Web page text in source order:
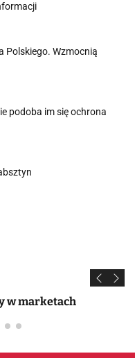
Polskiego. Wzmocnią
podoba im się ochrona
w marketach